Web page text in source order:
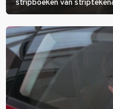
stripboeken van
meer tot leven in The